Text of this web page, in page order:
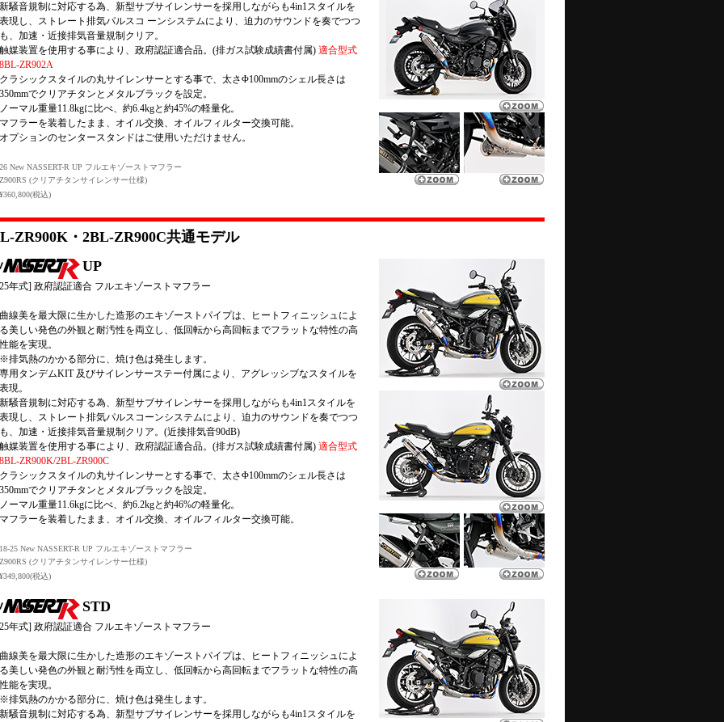
新騒音規制に対応する為、新型サブサイレンサーを採用しながらも4in1スタイルを
表現し、ストレート排気パルスコ ーンシステムにより、迫力のサウンドを奏でつつ
も、加速・近接排気音量規制クリア。
触媒装置を使用する事により、政府認証適合品。(排ガス試験成績書付属) 適合型式
8BL-ZR902A
クラシックスタイルの丸サイレンサーとする事で、太さΦ100mmのシェル長さは
350mmでクリアチタンとメタルブラックを設定。
ノーマル重量11.8kgに比べ、約6.4kgと約45%の軽量化。
マフラーを装着したまま、オイル交換、オイルフィルター交換可能。
オプションのセンタースタンドはご使用いただけません。
26 New NASSERT-R UP フルエキゾーストマフラー
Z900RS (クリアチタンサイレンサー仕様)
¥360,800(税込)
ZR900K・2BL-ZR900C共通モデル
UP
年式] 政府認証適合 フルエキゾーストマフラー
曲線美を最大限に生かした造形のエキゾーストパイプは、ヒートフィニッシュによ
る美しい発色の外観と耐汚性を両立し、低回転から高回転までフラットな特性の高
性能を実現。
※排気熱のかかる部分に、焼け色は発生します。
専用タンデムKIT 及びサイレンサーステー付属により、アグレッシブなスタイルを
表現。
新騒音規制に対応する為、新型サブサイレンサーを採用しながらも4in1スタイルを
表現し、ストレート排気パルスコーンシステムにより、迫力のサウンドを奏でつつ
も、加速・近接排気音量規制クリア。(近接排気音90dB)
触媒装置を使用する事により、政府認証適合品。(排ガス試験成績書付属) 適合型式
8BL-ZR900K/2BL-ZR900C
クラシックスタイルの丸サイレンサーとする事で、太さΦ100mmのシェル長さは
350mmでクリアチタンとメタルブラックを設定。
ノーマル重量11.6kgに比べ、約6.2kgと約46%の軽量化。
マフラーを装着したまま、オイル交換、オイルフィルター交換可能。
18-25 New NASSERT-R UP フルエキゾーストマフラー
Z900RS (クリアチタンサイレンサー仕様)
¥349,800(税込)
STD
年式] 政府認証適合 フルエキゾーストマフラー
曲線美を最大限に生かした造形のエキゾーストパイプは、ヒートフィニッシュによ
る美しい発色の外観と耐汚性を両立し、低回転から高回転までフラットな特性の高
性能を実現。
※排気熱のかかる部分に、焼け色は発生します。
新騒音規制に対応する為、新型サブサイレンサーを採用しながらも4in1スタイルを